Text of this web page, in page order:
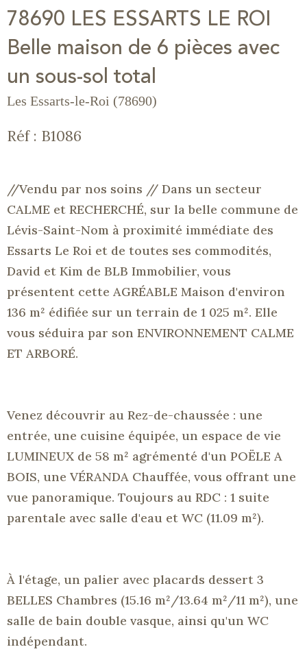
78690 LES ESSARTS LE ROI
Belle maison de 6 pièces avec
un sous-sol total
Les Essarts-le-Roi (78690)
Réf : B1086
//Vendu par nos soins // Dans un secteur
CALME et RECHERCHÉ, sur la belle commune de
Lévis-Saint-Nom à proximité immédiate des
Essarts Le Roi et de toutes ses commodités,
David et Kim de BLB Immobilier, vous
présentent cette AGRÉABLE Maison d'environ
136 m² édifiée sur un terrain de 1 025 m². Elle
vous séduira par son ENVIRONNEMENT CALME
ET ARBORÉ.
Venez découvrir au Rez-de-chaussée : une
entrée, une cuisine équipée, un espace de vie
LUMINEUX de 58 m² agrémenté d'un POËLE A
BOIS, une VÉRANDA Chauffée, vous offrant une
vue panoramique. Toujours au RDC : 1 suite
parentale avec salle d'eau et WC (11.09 m²).
À l'étage, un palier avec placards dessert 3
BELLES Chambres (15.16 m²/13.64 m²/11 m²), une
salle de bain double vasque, ainsi qu'un WC
indépendant.